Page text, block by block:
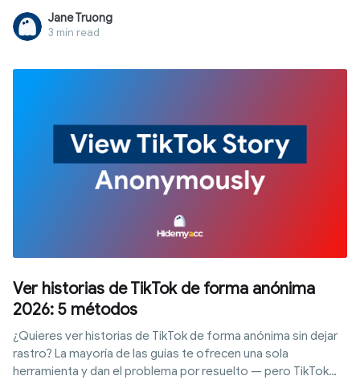
otros resisten un uso repetido y profesional sin tocar tu
cuenta principal.
Jane Truong
3 min read
Ver historias de TikTok de forma anónima
2026: 5 métodos
¿Quieres ver historias de TikTok de forma anónima sin dejar
rastro? La mayoría de las guías te ofrecen una sola
herramienta y dan el problema por resuelto — pero TikTok